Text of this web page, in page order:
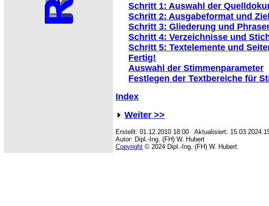
Schritt 1: Auswahl der
Schritt 2: Ausgabeformat und
Schritt 3: Gliederung und
Schritt 4: Verzeichnisse und
Schritt 5: Textelemente und
Fertig!
Auswahl der Stimmenparameter
Festlegen der Textbereiche für
Index
Weiter >>
Erstellt: 01.12.2010 18:00 Aktualisiert: 15.03.2024
Autor: Dipl.-Ing. (FH) W. Hubert
Copyright © 2024 Dipl.-Ing. (FH) W. Hubert